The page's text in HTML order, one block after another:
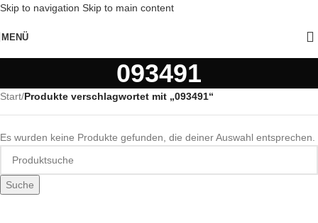
Skip to navigation Skip to main content
MENÜ
093491
Start/Produkte verschlagwortet mit „093491“
Es wurden keine Produkte gefunden, die deiner Auswahl entsprechen.
Suche